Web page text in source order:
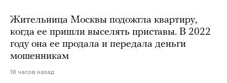
Жительница Москвы подожгла квартиру,
когда ее пришли выселять приставы. В 2022
году она ее продала и передала деньги
мошенникам
18 часов назад